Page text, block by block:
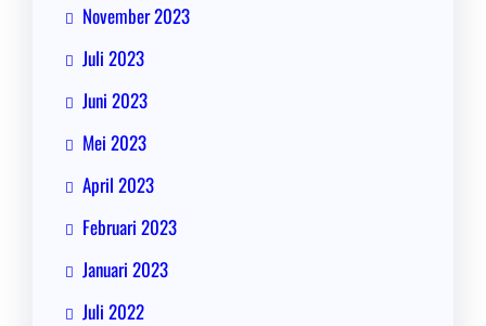
November 2023
Juli 2023
Juni 2023
Mei 2023
April 2023
Februari 2023
Januari 2023
Juli 2022